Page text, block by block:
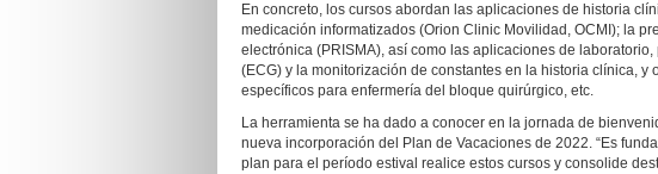
En concreto, los cursos abordan las aplicaciones de historia
medicación informatizados (Orion Clinic Movilidad, OCMI); la
electrónica (PRISMA), así como las aplicaciones de
(ECG) y la monitorización de constantes en la historia clínica, y
específicos para enfermería del bloque quirúrgico, etc.
La herramienta se ha dado a conocer en la jornada de
nueva incorporación del Plan de Vacaciones de 2022. “Es
plan para el período estival realice estos cursos y consolide